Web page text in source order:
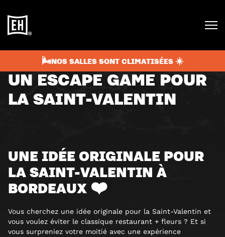
🌬️NOS SALLES SONT CLIMATISÉES ☀️
UN ESCAPE GAME POUR
LA SAINT-VALENTIN
UNE IDÉE ORIGINALE POUR
LA SAINT-VALENTIN À
BORDEAUX ❤️
Vous cherchez une idée originale pour la Saint-Valentin et
vous voulez éviter le classique restaurant + fleurs ? Et si
vous surpreniez votre moitié avec une expérience